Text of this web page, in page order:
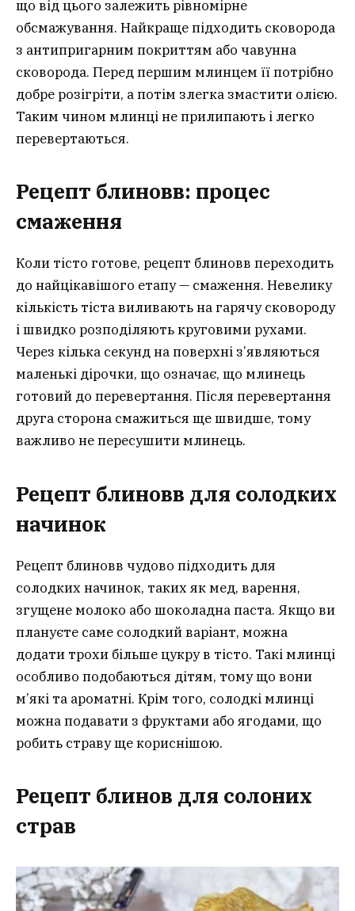
що від цього залежить рівномірне
обсмажування. Найкраще підходить сковорода
з антипригарним покриттям або чавунна
сковорода. Перед першим млинцем її потрібно
добре розігріти, а потім злегка змастити олією.
Таким чином млинці не прилипають і легко
перевертаються.
Рецепт блиновв: процес
смаження
Коли тісто готове, рецепт блиновв переходить
до найцікавішого етапу — смаження. Невелику
кількість тіста виливають на гарячу сковороду
і швидко розподіляють круговими рухами.
Через кілька секунд на поверхні з’являються
маленькі дірочки, що означає, що млинець
готовий до перевертання. Після перевертання
друга сторона смажиться ще швидше, тому
важливо не пересушити млинець.
Рецепт блиновв для солодких
начинок
Рецепт блиновв чудово підходить для
солодких начинок, таких як мед, варення,
згущене молоко або шоколадна паста. Якщо ви
плануєте саме солодкий варіант, можна
додати трохи більше цукру в тісто. Такі млинці
особливо подобаються дітям, тому що вони
м’які та ароматні. Крім того, солодкі млинці
можна подавати з фруктами або ягодами, що
робить страву ще кориснішою.
Рецепт блинов для солоних
страв